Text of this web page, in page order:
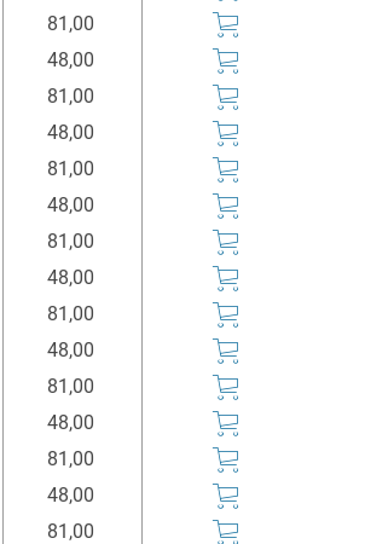
81,00
48,00
81,00
48,00
81,00
48,00
81,00
48,00
81,00
48,00
81,00
48,00
81,00
48,00
81,00